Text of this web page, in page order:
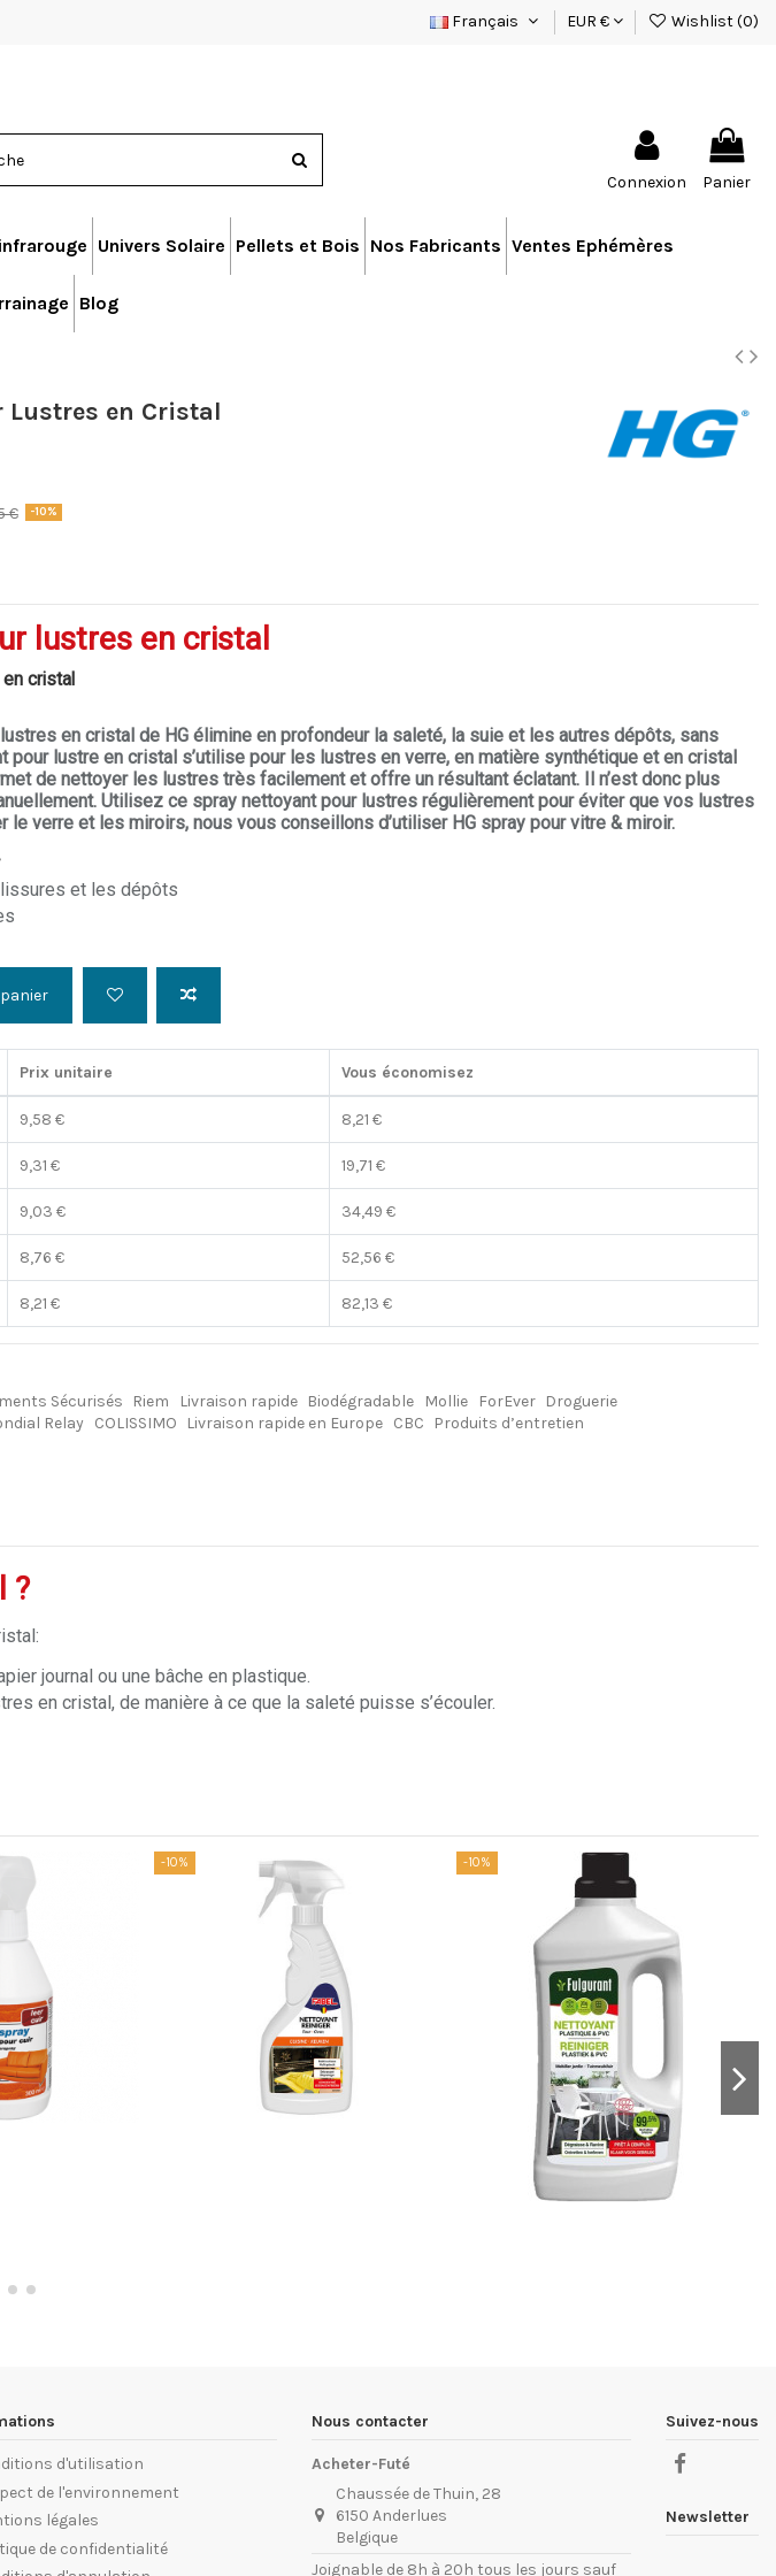
Français EUR € Wishlist (0)
Connexion Panier
Univers Solaire Pellets et Bois Nos Fabricants Ventes Ephémères
Blog
Lustres en Cristal
€ -10%
lustres en cristal
cristal
en cristal de HG élimine en profondeur la saleté, la suie et les autres dépôts, sans
pour lustre en cristal s’utilise pour les lustres en verre, en matière synthétique et en cristal
de nettoyer les lustres très facilement et offre un résultant éclatant. Il n’est donc plus
Utilisez ce spray nettoyant pour lustres régulièrement pour éviter que vos lustres
le verre et les miroirs, nous vous conseillons d’utiliser HG spray pour vitre & miroir.
et les dépôts
Prix unitaire Vous économisez
9,58 € 8,21 €
9,31 € 19,71 €
9,03 € 34,49 €
8,76 € 52,56 €
8,21 € 82,13 €
Sécurisés Riem Livraison rapide Biodégradable Mollie ForEver
Droguerie
Relay COLISSIMO Livraison rapide en Europe CBC Produits d’entretien
?
journal ou une bâche en plastique.
en cristal, de manière à ce que la saleté puisse s’écouler.
-10% -10%
d'utilisation
de l'environnement
légales
de confidentialité
Nous contacter
Acheter-Futé
Chaussée de Thuin, 28
6150 Anderlues
Belgique
Joignable de 8h à 20h tous les jours sauf
Suivez-nous
Newsletter